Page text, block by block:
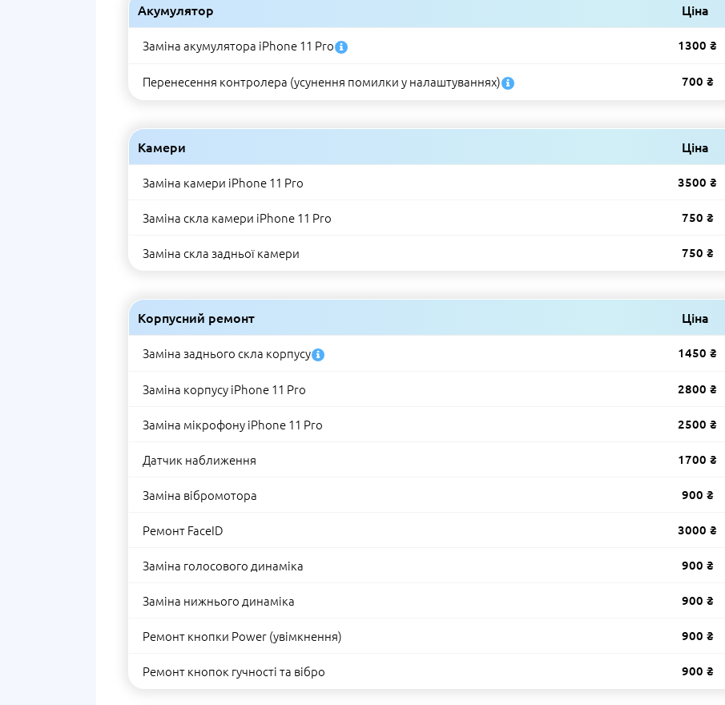
Акумулятор Ціна
Заміна акумулятора iPhone 11 Pro 1300 ₴
Перенесення контролера (усунення помилки у налаштуваннях) 700 ₴
Камери Ціна
Заміна камери iPhone 11 Pro 3500 ₴
Заміна скла камери iPhone 11 Pro 750 ₴
Заміна скла задньої камери 750 ₴
Корпусний ремонт Ціна
Заміна заднього скла корпусу 1450 ₴
Заміна корпусу iPhone 11 Pro 2800 ₴
Заміна мікрофону iPhone 11 Pro 2500 ₴
Датчик наближення 1700 ₴
Заміна вібромотора 900 ₴
Ремонт FaceID 3000 ₴
Заміна голосового динаміка 900 ₴
Заміна нижнього динаміка 900 ₴
Ремонт кнопки Power (увімкнення) 900 ₴
Ремонт кнопок гучності та вібро 900 ₴